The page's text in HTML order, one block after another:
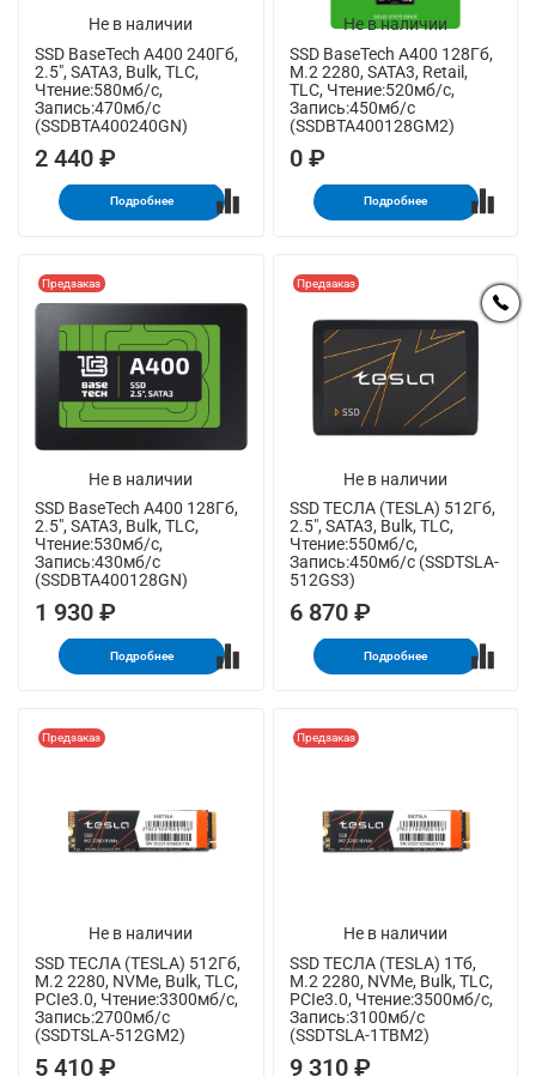
Не в наличии
SSD BaseTech A400 240Гб,
2.5", SATA3, Bulk, TLC,
Чтение:580мб/с,
Запись:470мб/с
(SSDBTA400240GN)
2 440 ₽
Подробнее
Не в наличии
SSD BaseTech A400 128Гб,
M.2 2280, SATA3, Retail,
TLC, Чтение:520мб/с,
Запись:450мб/с
(SSDBTA400128GM2)
0 ₽
Подробнее
Не в наличии
Предзаказ
SSD BaseTech A400 128Гб,
2.5", SATA3, Bulk, TLC,
Чтение:530мб/с,
Запись:430мб/с
(SSDBTA400128GN)
1 930 ₽
Подробнее
Не в наличии
Предзаказ
SSD ТЕСЛА (TESLA) 512Гб,
2.5", SATA3, Bulk, TLC,
Чтение:550мб/с,
Запись:450мб/с (SSDTSLA-
512GS3)
6 870 ₽
Подробнее
Не в наличии
Предзаказ
SSD ТЕСЛА (TESLA) 512Гб,
M.2 2280, NVMe, Bulk, TLC,
PCIe3.0, Чтение:3300мб/с,
Запись:2700мб/с
(SSDTSLA-512GM2)
5 410 ₽
Не в наличии
Предзаказ
SSD ТЕСЛА (TESLA) 1Тб,
M.2 2280, NVMe, Bulk, TLC,
PCIe3.0, Чтение:3500мб/с,
Запись:3100мб/с
(SSDTSLA-1TBM2)
9 310 ₽